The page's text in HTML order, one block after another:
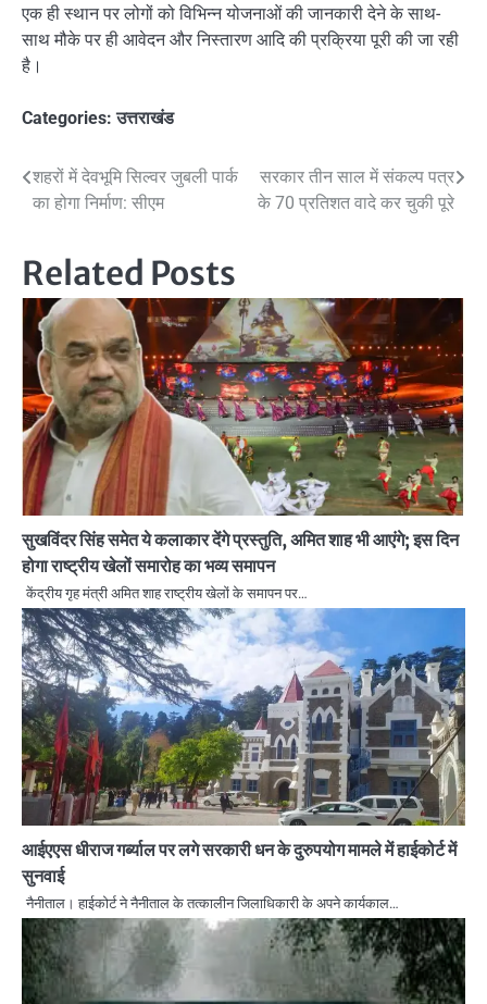
एक ही स्थान पर लोगों को विभिन्न योजनाओं की जानकारी देने के साथ-
साथ मौके पर ही आवेदन और निस्तारण आदि की प्रक्रिया पूरी की जा रही
है।
Categories:उत्तराखंड
Post
navigation
शहरों में देवभूमि सिल्वर जुबली पार्क
का होगा निर्माण: सीएम
सरकार तीन साल में संकल्प पत्र
के 70 प्रतिशत वादे कर चुकी पूरे
Related Posts
सुखविंदर सिंह समेत ये कलाकार देंगे प्रस्तुति, अमित शाह भी आएंगे; इस दिन
होगा राष्ट्रीय खेलों समारोह का भव्य समापन
केंद्रीय गृह मंत्री अमित शाह राष्ट्रीय खेलों के समापन पर…
आईएएस धीराज गर्ब्याल पर लगे सरकारी धन के दुरुपयोग मामले में हाईकोर्ट में
सुनवाई
नैनीताल। हाईकोर्ट ने नैनीताल के तत्कालीन जिलाधिकारी के अपने कार्यकाल…